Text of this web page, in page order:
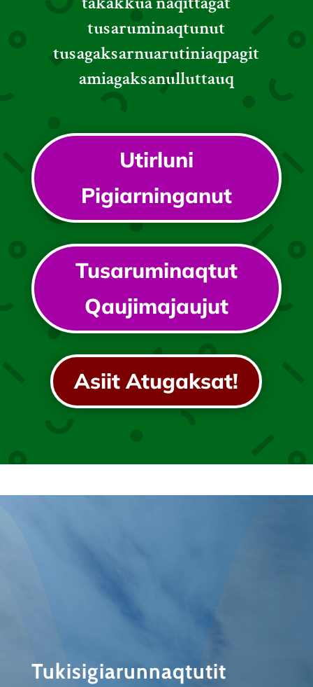
tusaruminaqtunut
tusagaksarnuarutiniaqpagit
amiagaksanulluttauq
Utirluni
Pigiarninganut
Tusaruminaqtut
Qaujimajaujut
Asiit Atugaksat!
Tukisigiarunnaqtutit